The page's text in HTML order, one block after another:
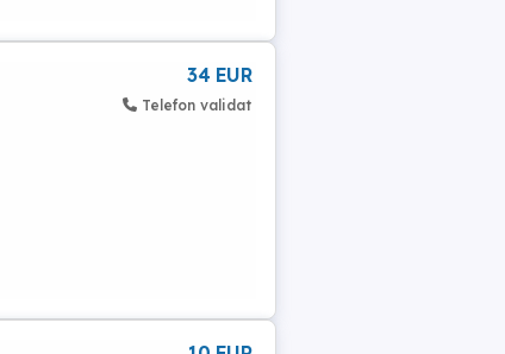
34 EUR
Telefon validat